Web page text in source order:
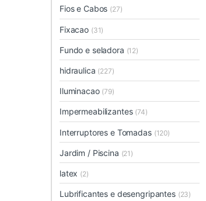
Fios e Cabos (27)
Fixacao (31)
Fundo e seladora (12)
hidraulica (227)
Iluminacao (79)
Impermeabilizantes (74)
Interruptores e Tomadas (120)
Jardim / Piscina (21)
latex (2)
Lubrificantes e desengripantes (23)